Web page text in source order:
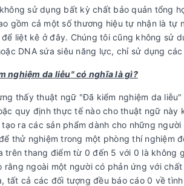
sử dụng bất kỳ chất bảo quản tổng
gồm cả một số thương hiệu tự nhận là
để liệt kê ở đây. Chúng tôi cũng không sử
DNA sứa siêu năng lực, chỉ sử dụng
nghiệm da liễu" có nghĩa là gì?
thấy thuật ngữ "Đã kiểm nghiệm da
quy định thực tế nào cho thuật ngữ
ra các sản phẩm dành cho những
thử nghiệm trong một phòng thí nghiệm
trên thang điểm từ 0 đến 5 với 0 là không
rằng ngoài một người có phản ứng với
tất cả các đối tượng đều báo cáo 0 về